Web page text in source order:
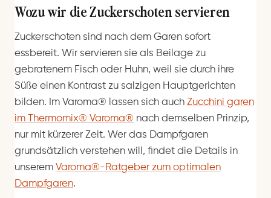
Wozu wir die Zuckerschoten servieren
Zuckerschoten sind nach dem Garen sofort
essbereit. Wir servieren sie als Beilage zu
gebratenem Fisch oder Huhn, weil sie durch ihre
Süße einen Kontrast zu salzigen Hauptgerichten
bilden. Im Varoma® lassen sich auch Zucchini garen
im Thermomix® Varoma® nach demselben Prinzip,
nur mit kürzerer Zeit. Wer das Dampfgaren
grundsätzlich verstehen will, findet die Details in
unserem Varoma®-Ratgeber zum optimalen
Dampfgaren.